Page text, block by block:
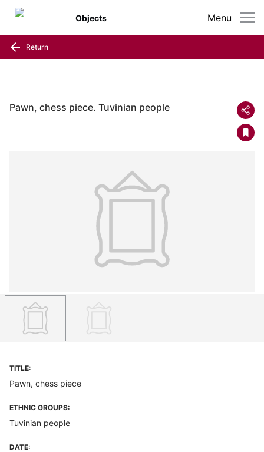
Menu
Objects
Return
Pawn, chess piece. Tuvinian people
TITLE:
Pawn, chess piece
ETHNIC GROUPS:
Tuvinian people
DATE: